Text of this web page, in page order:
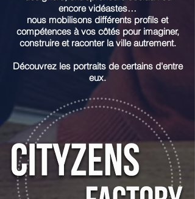
encore vidéastes…
nous mobilisons différents profils et
compétences à vos côtés pour imaginer,
construire et raconter la ville autrement.
Découvrez les portraits de certains d'entre
eux.